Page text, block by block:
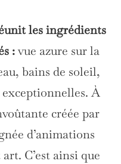
les ingrédients
:vue azure sur la
bains de soleil,
exceptionnelles. À
créée par
d’animations
C’est ainsi que